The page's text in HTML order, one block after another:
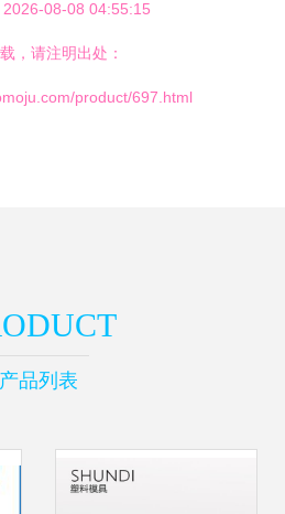
2026-08-08 04:55:15
，请注明出处：
product/697.html
产品列表